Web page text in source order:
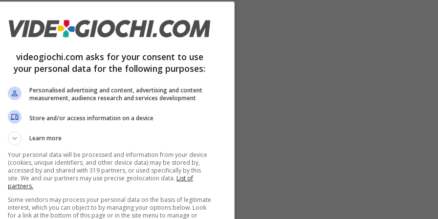
nella gestione della guida e nella
più realistica e autentica. Inoltre
35%, un giusto compromesso tra le gare
di giocatore potrà trovare una soluzione
tutti i dettagli riguardanti il nuovo
novità in arrivo per i
l’aspetto più strategico della Formula 1.
delle bandiere rosse in grado di
videogiochi.com asks for your consent to use
your personal data for the following purposes:
Personalised advertising and content, advertising and content
measurement, audience research and services development
Store and/or access information on a device
Learn more
Your personal data will be processed and information from your device
(cookies, unique identifiers, and other device data) may be stored by,
accessed by and shared with 319 partners, or used specifically by this
site. We and our partners may use precise geolocation data. List of
partners.
Some vendors may process your personal data on the basis of legitimate
interest, which you can object to by managing your options below. Look
for a link at the bottom of this page or in the site menu to manage or